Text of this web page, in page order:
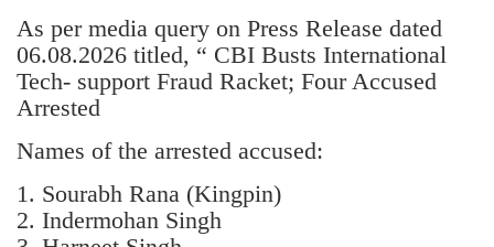
As per media query on Press Release dated
06.08.2026 titled, “ CBI Busts International
Tech- support Fraud Racket; Four Accused
Arrested
Names of the arrested accused:
1. Sourabh Rana (Kingpin)
2. Indermohan Singh